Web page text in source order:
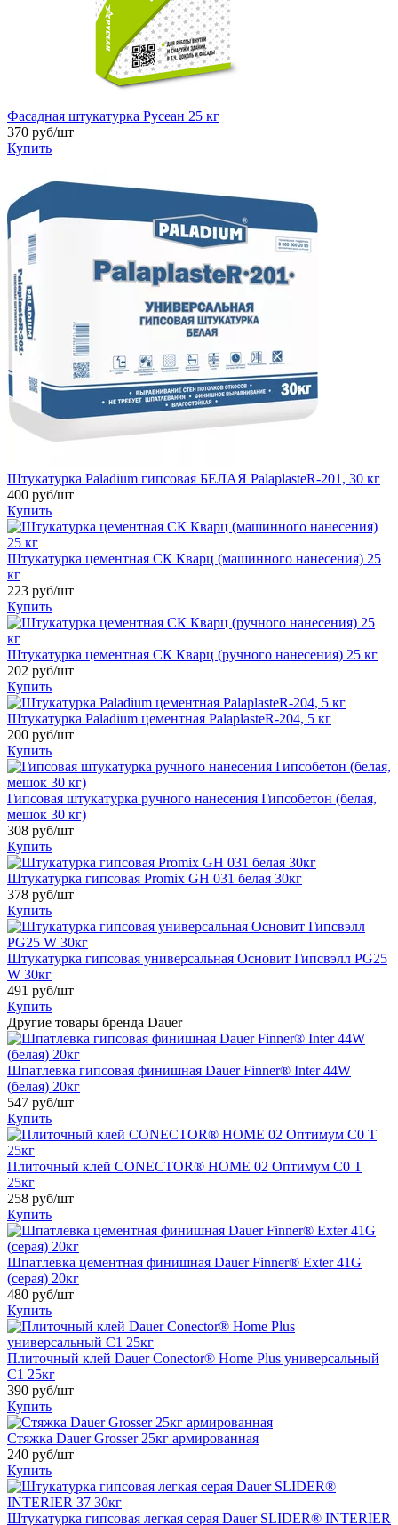
Фасадная штукатурка Русеан 25 кг
370 руб/шт
Купить
Штукатурка Paladium гипсовая БЕЛАЯ PalaplasteR-201, 30 кг
400 руб/шт
Купить
Штукатурка цементная СК Кварц (машинного нанесения) 25
кг
223 руб/шт
Купить
Штукатурка цементная СК Кварц (ручного нанесения) 25 кг
202 руб/шт
Купить
Штукатурка Paladium цементная PalaplasteR-204, 5 кг
200 руб/шт
Купить
Гипсовая штукатурка ручного нанесения Гипсобетон (белая,
мешок 30 кг)
308 руб/шт
Купить
Штукатурка гипсовая Promix GH 031 белая 30кг
378 руб/шт
Купить
Штукатурка гипсовая универсальная Основит Гипсвэлл PG25
W 30кг
491 руб/шт
Купить
Другие товары бренда Dauer
Шпатлевка гипсовая финишная Dauer Finner® Inter 44W
(белая) 20кг
547 руб/шт
Купить
Плиточный клей CONECTOR® HOME 02 Оптимум C0 Т
25кг
258 руб/шт
Купить
Шпатлевка цементная финишная Dauer Finner® Exter 41G
(серая) 20кг
480 руб/шт
Купить
Плиточный клей Dauer Conector® Home Plus универсальный
C1 25кг
390 руб/шт
Купить
Стяжка Dauer Grosser 25кг армированная
240 руб/шт
Купить
Штукатурка гипсовая легкая серая Dauer SLIDER® INTERIER